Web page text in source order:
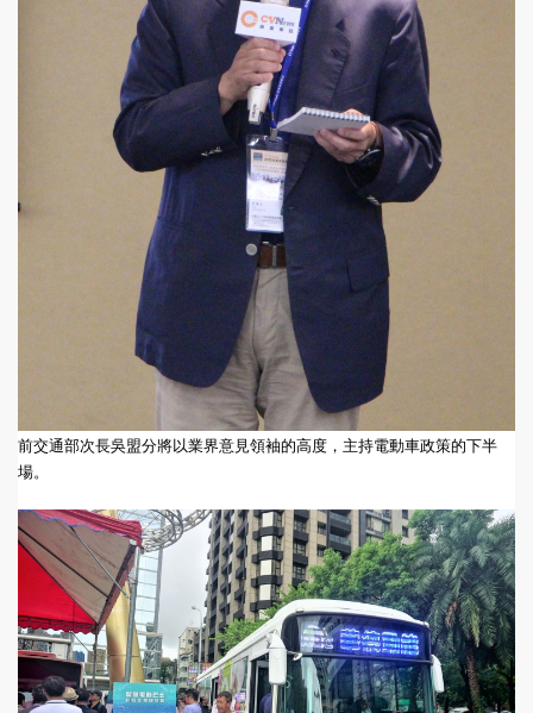
前交通部次長吳盟分將以業界意見領袖的高度，主持電動車政策的下半
場。